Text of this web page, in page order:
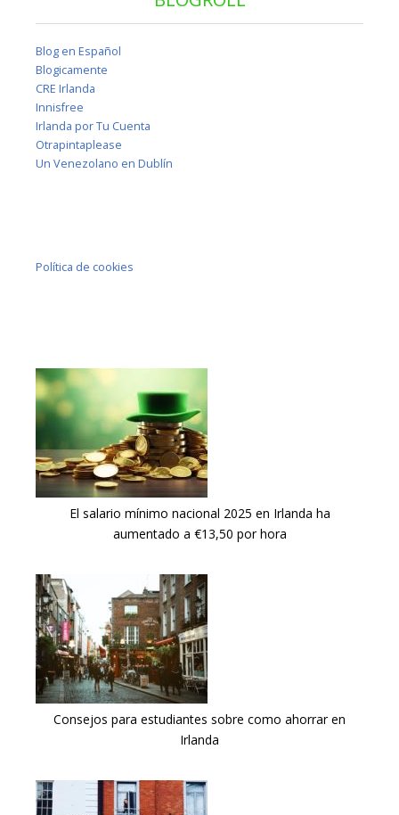
Blog en Español
Blogicamente
CRE Irlanda
Innisfree
Irlanda por Tu Cuenta
Otrapintaplease
Un Venezolano en Dublín
Política de cookies
El salario mínimo nacional 2025 en Irlanda ha
aumentado a €13,50 por hora
Consejos para estudiantes sobre como ahorrar en
Irlanda